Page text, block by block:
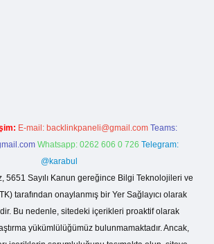
E-mail: backlinkpaneli@gmail.com Teams:
Whatsapp: 0262 606 0 726 Telegram:
@karabul
5651 Sayılı Kanun gereğince Bilgi Teknolojileri ve
tarafından onaylanmış bir Yer Sağlayıcı olarak
Bu nedenle, sitedeki içerikleri proaktif olarak
yükümlülüğümüz bulunmamaktadır. Ancak,